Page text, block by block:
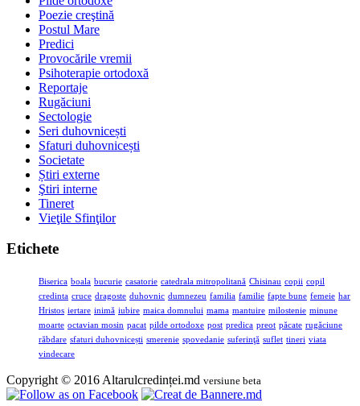
Poezie creştină
Postul Mare
Predici
Provocările vremii
Psihoterapie ortodoxă
Reportaje
Rugăciuni
Sectologie
Seri duhovnicești
Sfaturi duhovnicești
Societate
Știri externe
Ştiri interne
Tineret
Vieţile Sfinţilor
Etichete
Biserica boala bucurie casatorie catedrala mitropolitană Chisinau copii copil
credinta cruce dragoste duhovnic dumnezeu familia familie fapte bune femeie har
Hristos iertare inimă iubire maica domnului mama mantuire milostenie minune
moarte octavian mosin pacat pilde ortodoxe post predica preot păcate rugăciune
răbdare sfaturi duhovnicești smerenie spovedanie suferinţă suflet tineri viata
vindecare
Copyright © 2016 Altarulcredinței.md versiune beta